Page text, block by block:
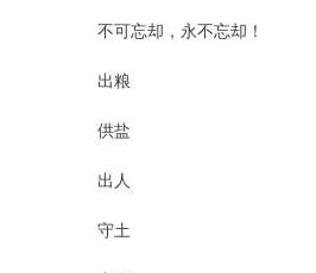
不可忘却，永不忘却！
出粮
供盐
出人
守土